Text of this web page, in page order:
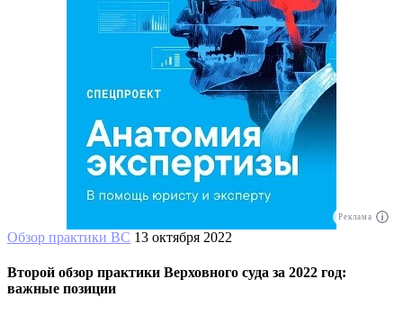
Реклама
Обзор практики ВС 13 октября 2022
Второй обзор практики Верховного суда за 2022 год:
важные позиции